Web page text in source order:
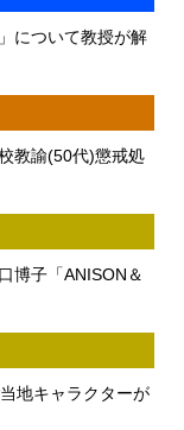
について教授が解
教諭(50代)懲戒処
博子「ANISON＆
地キャラクターが